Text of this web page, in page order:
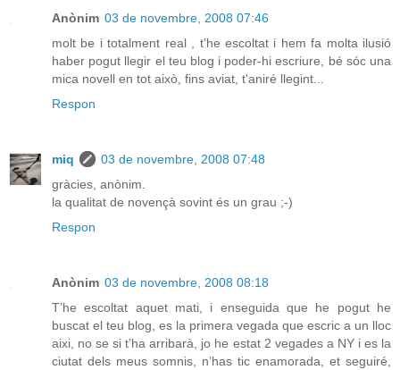
Anònim 03 de novembre, 2008 07:46
molt be i totalment real , t'he escoltat i hem fa molta ilusió
haber pogut llegir el teu blog i poder-hi escriure, bé sóc una
mica novell en tot això, fins aviat, t'aniré llegint...
Respon
miq
03 de novembre, 2008 07:48
gràcies, anònim.
la qualitat de novençà sovint és un grau ;-)
Respon
Anònim 03 de novembre, 2008 08:18
T’he escoltat aquet mati, i enseguida que he pogut he
buscat el teu blog, es la primera vegada que escric a un lloc
aixi, no se si t’ha arribarà, jo he estat 2 vegades a NY i es la
ciutat dels meus somnis, n’has tic enamorada, et seguiré,